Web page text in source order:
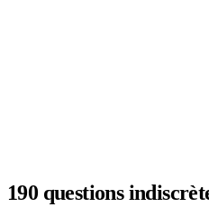
190 questions